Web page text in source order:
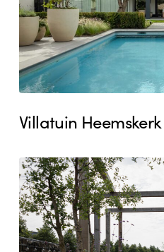
Villatuin Heemskerk
Achtertuin
Heemskerk